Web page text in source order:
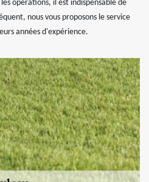
opérations, il est indispensable de
nous vous proposons le service
années d'expérience.